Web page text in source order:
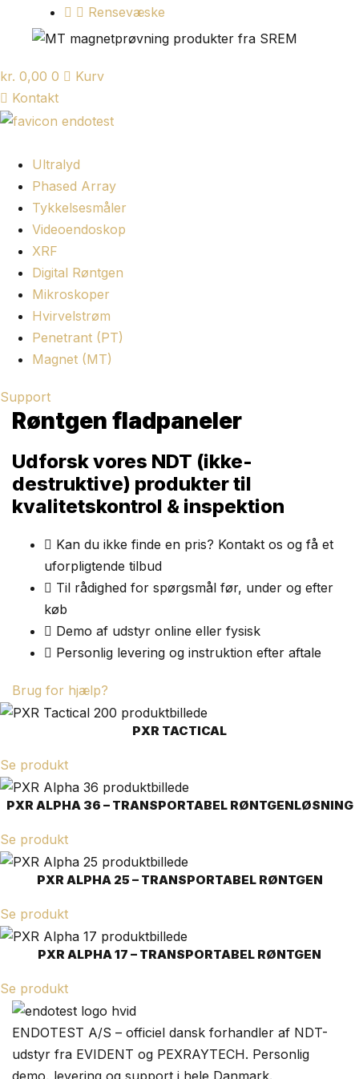
Rensevæske
kr. 0,00 0
Kurv
Kontakt
Ultralyd
Phased Array
Tykkelsesmåler
Videoendoskop
XRF
Digital Røntgen
Mikroskoper
Hvirvelstrøm
Penetrant (PT)
Magnet (MT)
Support
Røntgen fladpaneler
Udforsk vores NDT (ikke-
destruktive) produkter til
kvalitetskontrol & inspektion
Kan du ikke finde en pris? Kontakt os og få et
uforpligtende tilbud
Til rådighed for spørgsmål før, under og efter
køb
Demo af udstyr online eller fysisk
Personlig levering og instruktion efter aftale
Brug for hjælp?
PXR TACTICAL
Se produkt
PXR ALPHA 36 – TRANSPORTABEL RØNTGENLØSNING
Se produkt
PXR ALPHA 25 – TRANSPORTABEL RØNTGEN
Se produkt
PXR ALPHA 17 – TRANSPORTABEL RØNTGEN
Se produkt
ENDOTEST A/S – officiel dansk forhandler af NDT-
udstyr fra EVIDENT og PEXRAYTECH. Personlig